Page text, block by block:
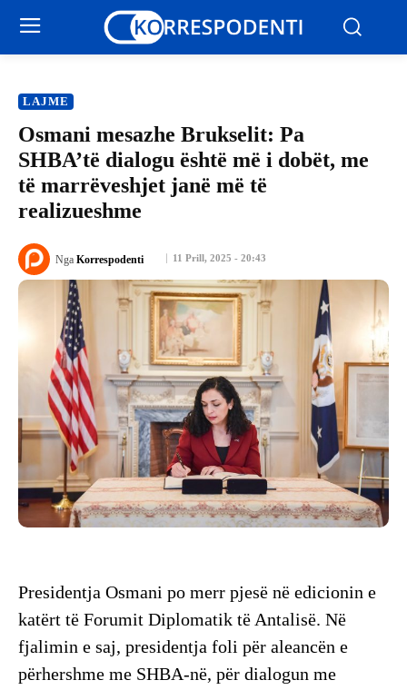
LAJME
Osmani mesazhe Brukselit: Pa
SHBA’të dialogu është më i dobët, me
të marrëveshjet janë më të
realizueshme
11 Prill, 2025 - 20:43
Nga Korrespodenti
Presidentja Osmani po merr pjesë në edicionin e
katërt të Forumit Diplomatik të Antalisë. Në
fjalimin e saj, presidentja foli për aleancën e
përhershme me SHBA-në, për dialogun me